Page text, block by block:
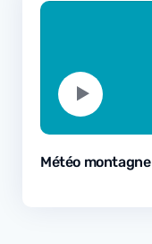
Météo montagne